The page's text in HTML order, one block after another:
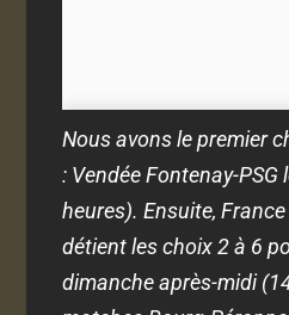
Nous avons le premier
: Vendée Fontenay-PSG
heures). Ensuite,
détient les choix 2 à 6
dimanche après-midi